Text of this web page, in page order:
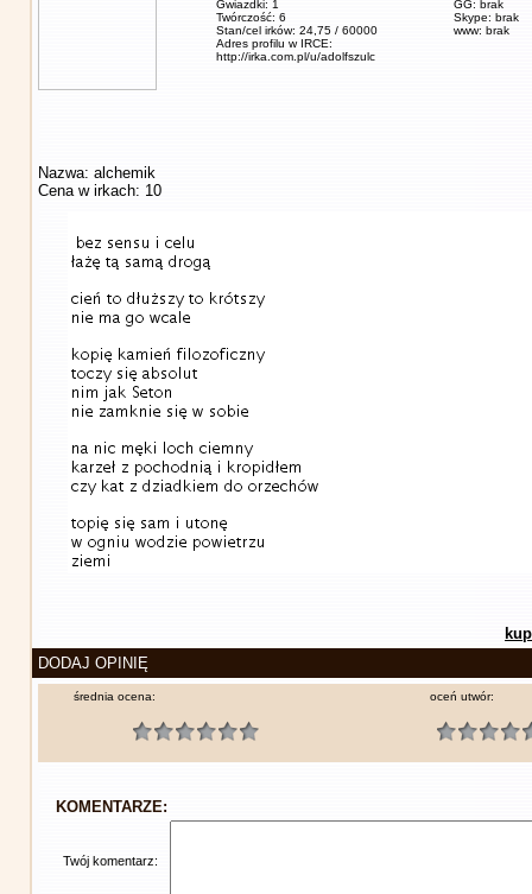
Gwiazdki: 1
Twórczość: 6
Stan/cel irków: 24,75 / 60000
Adres profilu w IRCE:
http://irka.com.pl/u/adolfszulc
GG: brak
Skype: brak
www: brak
Nazwa: alchemik
Cena w irkach: 10
DODAJ OPINIĘ
średnia ocena: oceń utwór:
KOMENTARZE:
Twój komentarz: